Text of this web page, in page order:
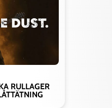
RULLAGER